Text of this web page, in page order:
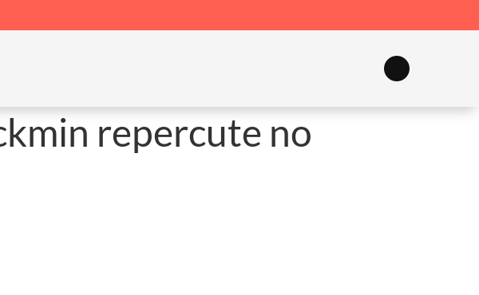
repercute no